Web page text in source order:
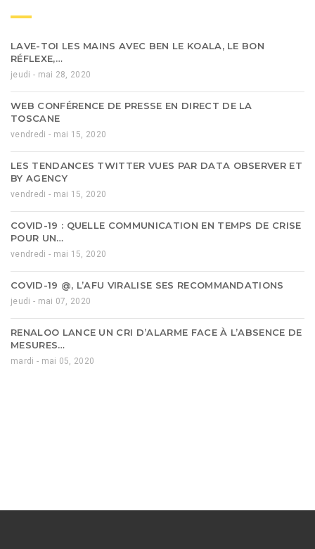
LAVE-TOI LES MAINS AVEC BEN LE KOALA, LE BON
RÉFLEXE,…
jeudi - mai 28, 2020
WEB CONFÉRENCE DE PRESSE EN DIRECT DE LA
TOSCANE
vendredi - mai 15, 2020
LES TENDANCES TWITTER VUES PAR DATA OBSERVER ET
BY AGENCY
vendredi - mai 15, 2020
COVID-19 : QUELLE COMMUNICATION EN TEMPS DE CRISE
POUR UN…
vendredi - mai 15, 2020
COVID-19 @, L’AFU VIRALISE SES RECOMMANDATIONS
jeudi - mai 07, 2020
RENALOO LANCE UN CRI D’ALARME FACE À L’ABSENCE DE
MESURES…
mardi - mai 05, 2020